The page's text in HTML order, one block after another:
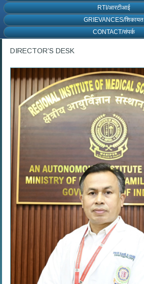
RTI/आरटीआई
GRIEVANCES/शिकायत
CONTACT/संपर्क
DIRECTOR’S DESK